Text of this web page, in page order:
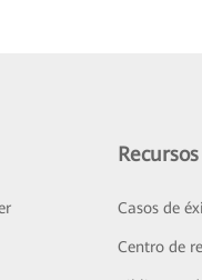
Recursos
Casos de
Centro de